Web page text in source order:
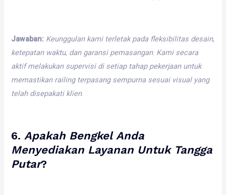
Jawaban: Keunggulan kami terletak pada fleksibilitas desain,
ketepatan waktu, dan garansi pemasangan. Kami secara
aktif melakukan supervisi di setiap tahap pekerjaan untuk
memastikan railing terpasang sempurna sesuai visual yang
telah disepakati klien.
6.Apakah Bengkel Anda
Menyediakan Layanan Untuk Tangga
Putar?